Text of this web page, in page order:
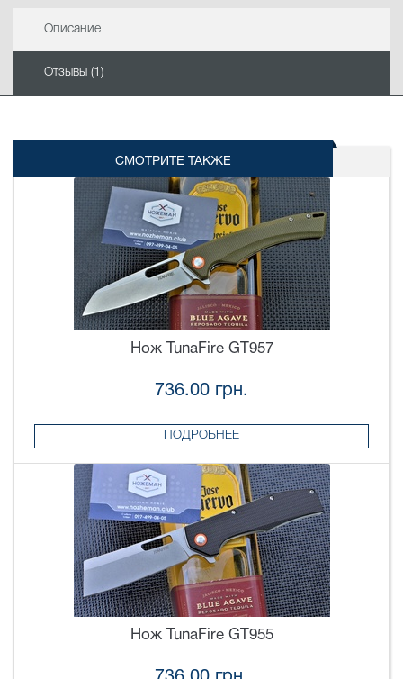
Описание
Отзывы (1)
СМОТРИТЕ ТАКЖЕ
Нож TunaFire GT957
736.00 грн.
ПОДРОБНЕЕ
Нож TunaFire GT955